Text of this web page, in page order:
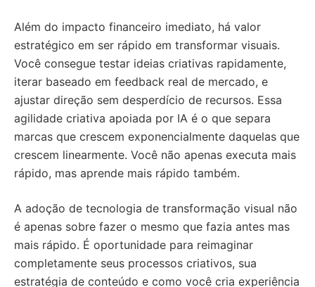
Além do impacto financeiro imediato, há valor
estratégico em ser rápido em transformar visuais.
Você consegue testar ideias criativas rapidamente,
iterar baseado em feedback real de mercado, e
ajustar direção sem desperdício de recursos. Essa
agilidade criativa apoiada por IA é o que separa
marcas que crescem exponencialmente daquelas que
crescem linearmente. Você não apenas executa mais
rápido, mas aprende mais rápido também.
A adoção de tecnologia de transformação visual não
é apenas sobre fazer o mesmo que fazia antes mas
mais rápido. É oportunidade para reimaginar
completamente seus processos criativos, sua
estratégia de conteúdo e como você cria experiência